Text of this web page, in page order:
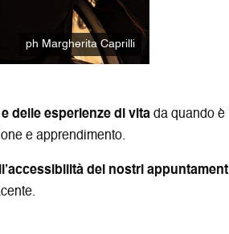
ph Margherita Caprilli
delle esperienze di vita da quando è
e apprendimento.
dei nostri